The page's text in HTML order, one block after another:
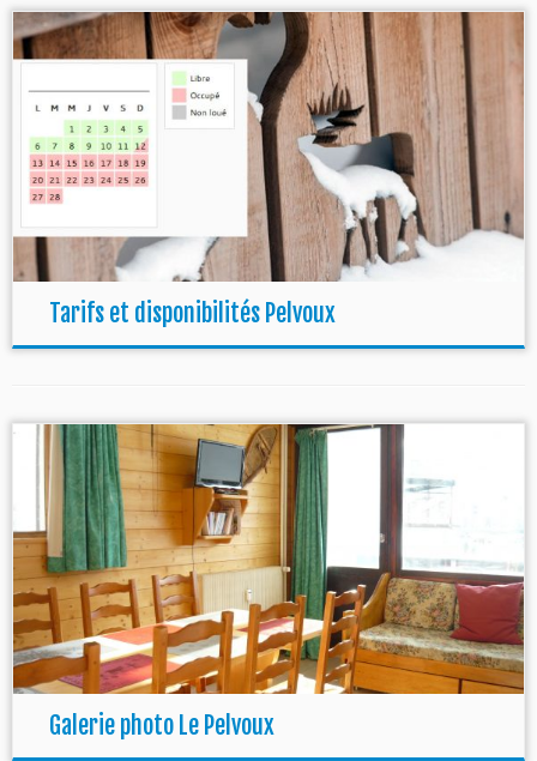
Tarifs et disponibilités Pelvoux
Galerie photo Le Pelvoux